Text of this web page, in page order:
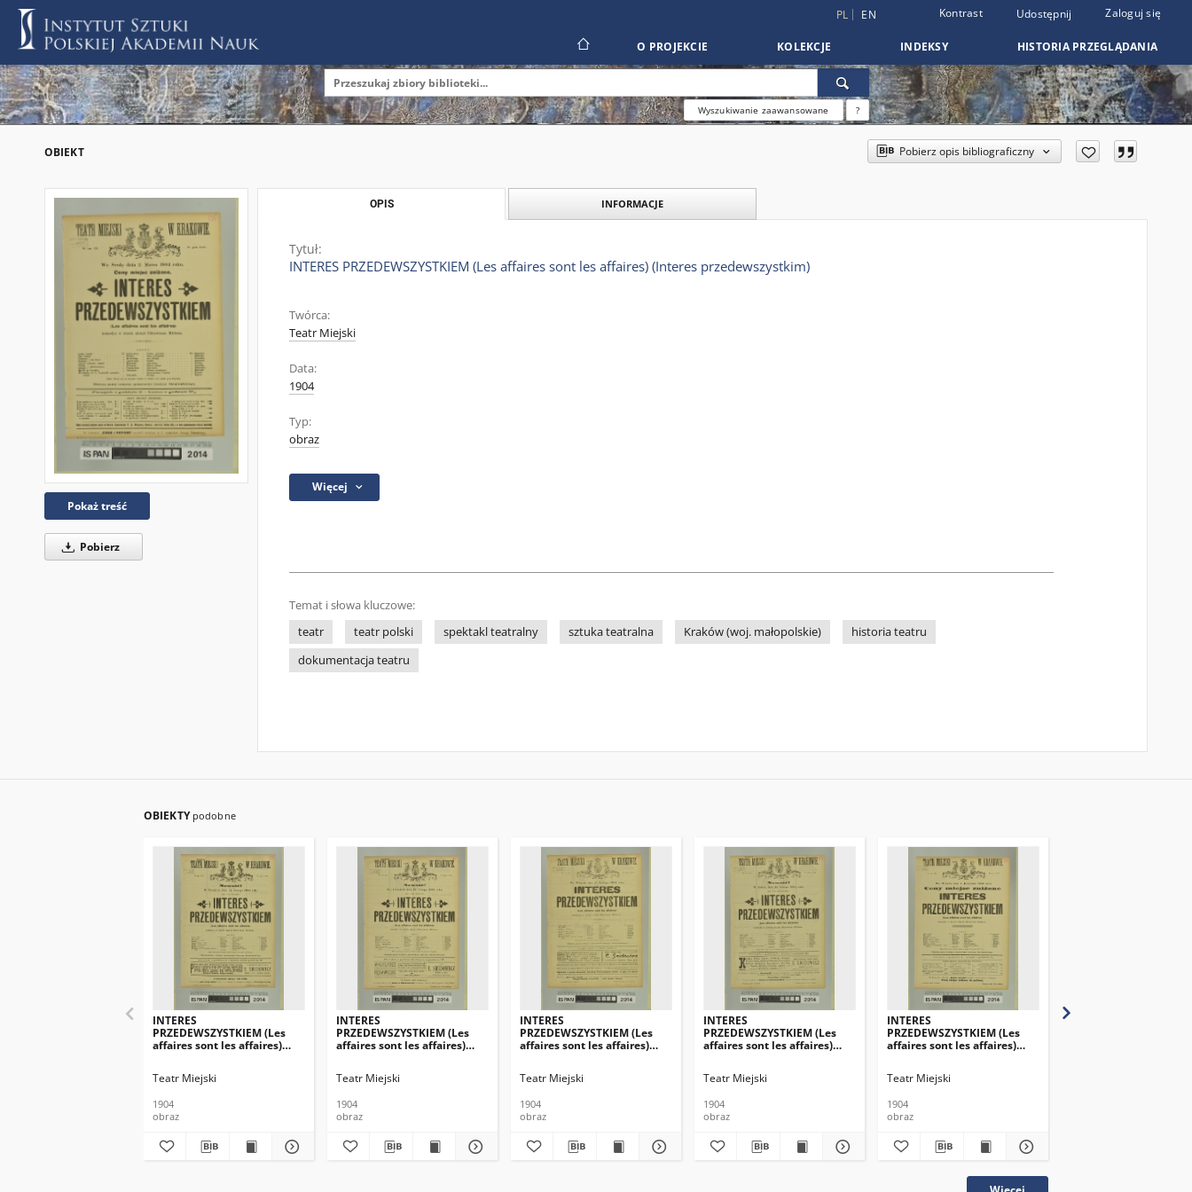
PL EN Kontrast Udostępnij Zaloguj się
O PROJEKCIE KOLEKCJE INDEKSY HISTORIA PRZEGLĄDANIA
Wyszukiwanie zaawansowane ?
OBIEKT Pobierz opis bibliograficzny
Pokaż treść
Pobierz
OPIS INFORMACJE
Tytuł:
INTERES PRZEDEWSZYSTKIEM (Les affaires sont les affaires) (Interes przedewszystkim)
Twórca:
Teatr Miejski
Data:
1904
Typ:
obraz
Więcej
Temat i słowa kluczowe:
teatr
teatr polski spektakl teatralny sztuka teatralna Kraków (woj. małopolskie)
historia teatru
dokumentacja teatru
OBIEKTY podobne
INTERES
PRZEDEWSZYSTKIEM (Les
affaires sont les affaires)
Teatr Miejski
1904
obraz
INTERES
PRZEDEWSZYSTKIEM (Les
affaires sont les affaires)
Teatr Miejski
1904
obraz
INTERES
PRZEDEWSZYSTKIEM (Les
affaires sont les affaires)
Teatr Miejski
1904
obraz
INTERES
PRZEDEWSZYSTKIEM (Les
affaires sont les affaires)
Teatr Miejski
1904
obraz
INTERES
PRZEDEWSZYSTKIEM (Les
affaires sont les affaires)
Teatr Miejski
1904
obraz